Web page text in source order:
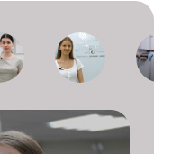
прибегать
Пациенту не нужно
графика, а сам поход в
записи: